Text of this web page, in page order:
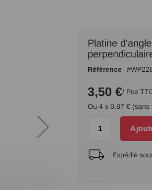
Platine
Référence
3,50 €/ Pce
Ou 4 x 0,87 € (sans
Expédié